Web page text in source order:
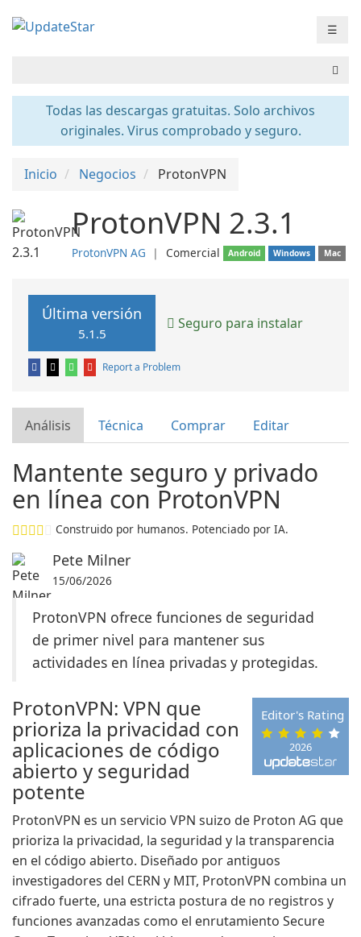
☰
Todas las descargas gratuitas. Solo archivos
originales. Virus comprobado y seguro.
Inicio Negocios ProtonVPN
ProtonVPN 2.3.1
ProtonVPN AG ❘ Comercial Android Windows Mac
Última versión
5.1.5
Seguro para instalar
Report a Problem
Análisis Técnica Comprar Editar
Mantente seguro y privado
en línea con ProtonVPN
Construido por humanos. Potenciado por IA.
Pete Milner
15/06/2026
ProtonVPN ofrece funciones de seguridad
de primer nivel para mantener sus
actividades en línea privadas y protegidas.
2026
Editor's Rating
ProtonVPN: VPN que
prioriza la privacidad con
aplicaciones de código
abierto y seguridad
potente
ProtonVPN es un servicio VPN suizo de Proton AG que
prioriza la privacidad, la seguridad y la transparencia
en el código abierto. Diseñado por antiguos
investigadores del CERN y MIT, ProtonVPN combina un
cifrado fuerte, una estricta postura de no registros y
funciones avanzadas como el enrutamiento Secure